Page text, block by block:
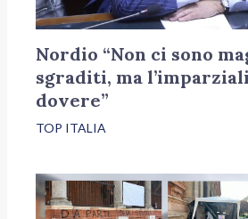
Nordio “Non ci sono
sgraditi, ma
dovere”
TOP ITALIA